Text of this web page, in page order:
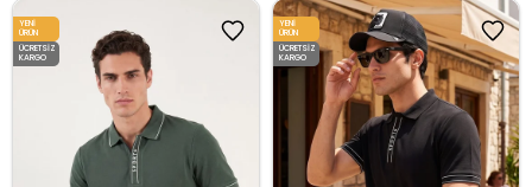
YENI
ÜRÜN
ÜCRETSIZ
KARGO
YENI
ÜRÜN
ÜCRETSIZ
KARGO